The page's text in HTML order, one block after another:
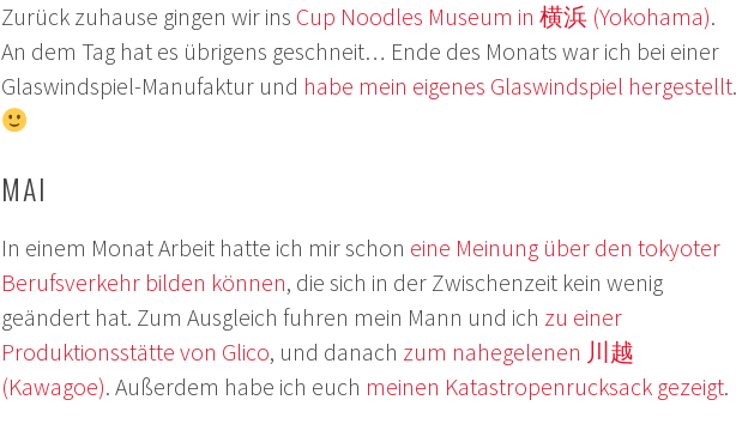
Zurück zuhause gingen wir ins Cup Noodles Museum in 横浜 (Yokohama).
An dem Tag hat es übrigens geschneit… Ende des Monats war ich bei einer
Glaswindspiel-Manufaktur und habe mein eigenes Glaswindspiel hergestellt.
MAI
In einem Monat Arbeit hatte ich mir schon eine Meinung über den tokyoter
Berufsverkehr bilden können, die sich in der Zwischenzeit kein wenig
geändert hat. Zum Ausgleich fuhren mein Mann und ich zu einer
Produktionsstätte von Glico, und danach zum nahegelenen 川越
(Kawagoe). Außerdem habe ich euch meinen Katastropenrucksack gezeigt.